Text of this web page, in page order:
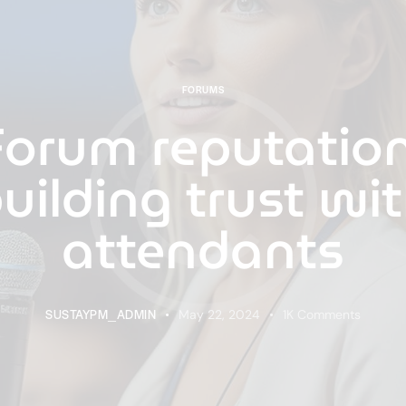
FORUMS
trust
attendants
SUSTAYPM_ADMIN May 22, 2024